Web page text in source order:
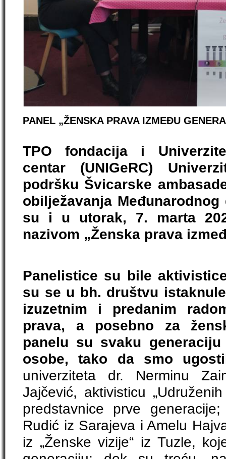
PANEL „ŽENSKA PRAVA IZMEĐU
TPO fondacija i
centar (UNIGeRC)
podršku Švicarske
obilježavanja
su i u utorak, 7. marta
nazivom „Ženska prava
Panelistice su bile
su se u bh. društvu
izuzetnim i predanim
prava, a posebno za
panelu su svaku
osobe, tako da smo
univerziteta dr. Nerminu
Jajčević, aktivisticu
predstavnice prve
Rudić iz Sarajeva i Amelu
iz „Ženske vizije“ iz Tuzle,